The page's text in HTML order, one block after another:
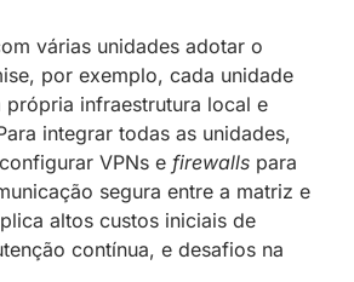
várias unidades adotar o
por exemplo, cada unidade
própria infraestrutura local e
integrar todas as unidades,
VPNs e firewalls para
segura entre a matriz e
altos custos iniciais de
contínua, e desafios na